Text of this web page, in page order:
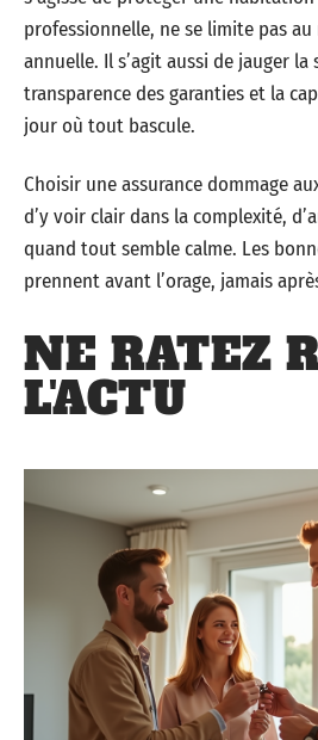
professionnelle, ne se limite pas
annuelle. Il s’agit aussi de jauger la
transparence des garanties et la
jour où tout bascule.
Choisir une assurance dommage
d’y voir clair dans la complexité,
quand tout semble calme. Les
prennent avant l’orage, jamais
NE RATEZ
L'ACTU